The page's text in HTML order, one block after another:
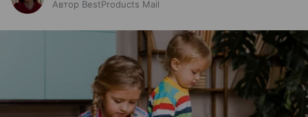
Автор BestProducts Mail